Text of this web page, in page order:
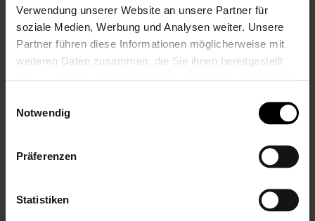
Verwendung unserer Website an unsere Partner für
soziale Medien, Werbung und Analysen weiter. Unsere
Partner führen diese Informationen möglicherweise mit
weiteren Daten zusammen, die Sie ihnen bereitgestellt
Notwendig
Präferenzen
Statistiken
18,99 €
Inkl. 19% Steuern,exkl.
44,99 €
Inkl. 19% Steuern,exkl.
Sterntaler
Babydecke